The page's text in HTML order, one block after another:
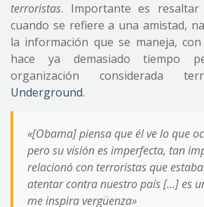
terroristas. Importante es
cuando se refiere a una amistad,
la información que se maneja,
hace ya demasiado tiempo
organización considerada
Underground.
«[Obama] piensa que él ve lo que
pero su visión es imperfecta, tan
relacionó con terroristas que
atentar contra nuestro país […] es
me inspira vergüenza»